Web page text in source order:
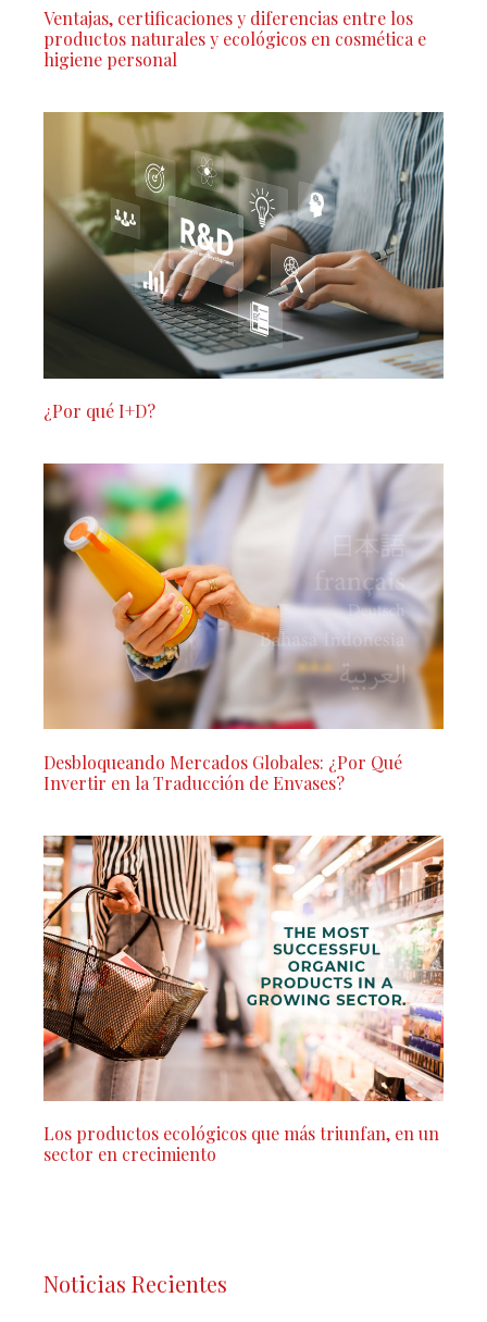
Ventajas, certificaciones y diferencias entre los
productos naturales y ecológicos en cosmética e
higiene personal
¿Por qué I+D?
Desbloqueando Mercados Globales: ¿Por Qué
Invertir en la Traducción de Envases?
Los productos ecológicos que más triunfan, en un
sector en crecimiento
Noticias Recientes